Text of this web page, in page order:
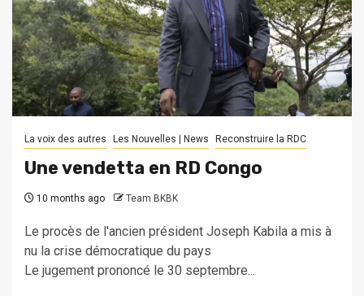
La voix des autres Les Nouvelles | News Reconstruire la RDC
Une vendetta en RD Congo
10 months ago Team BKBK
Le procès de l'ancien président Joseph Kabila a mis à
nu la crise démocratique du pays
Le jugement prononcé le 30 septembre...